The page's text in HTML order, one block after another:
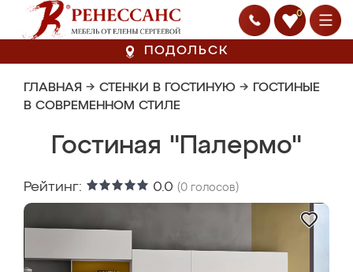
0
ПОДОЛЬСК
ГЛАВНАЯ → СТЕНКИ В ГОСТИНУЮ → ГОСТИНЫЕ
В СОВРЕМЕННОМ СТИЛЕ
Гостиная "Палермо"
Рейтинг: 0.0 (0 голосов)